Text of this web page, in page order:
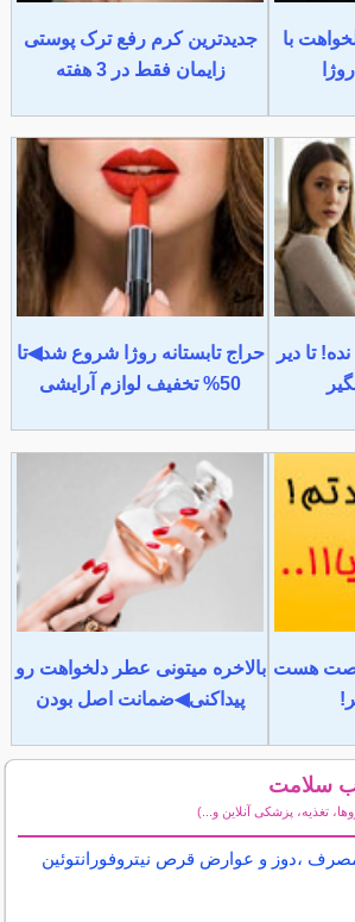
با
جدیدترین کرم رفع ترک پوستی
زایمان فقط در 3 هفته
تا دیر
حراج تابستانه روژا شروع شد◀تا
50% تخفیف لوازم آرایشی
هست بالاخره میتونی عطر دلخواهت رو
پیداکنی◀ضمانت اصل بودن
سلامت
تغذیه، پزشکی آنلاین و...)
،دوز و عوارض قرص نیتروفورانتوئین